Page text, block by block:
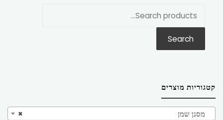
Search
קטגוריות מוצרים
× מסנן שמן